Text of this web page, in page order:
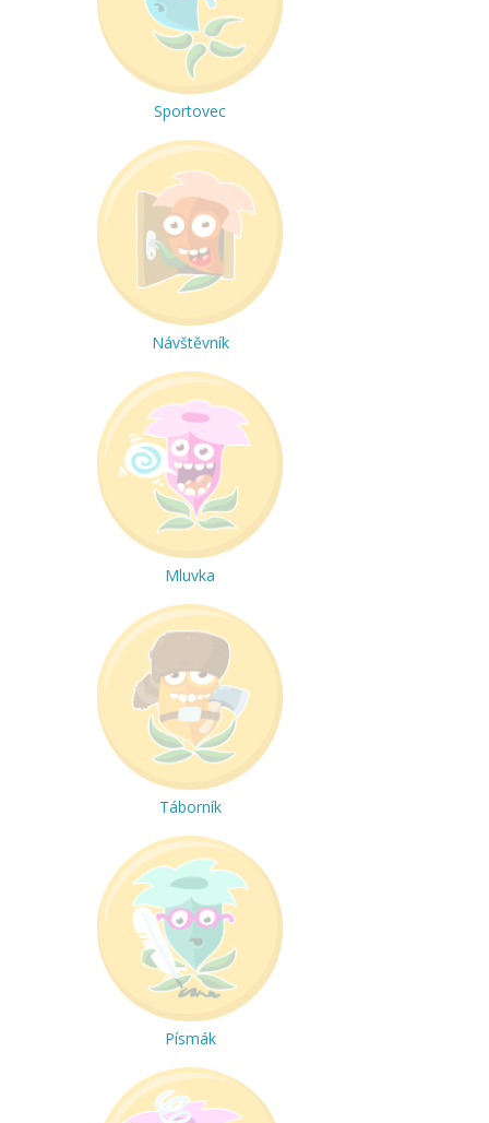
Sportovec
Návštěvník
Mluvka
Táborník
Písmák